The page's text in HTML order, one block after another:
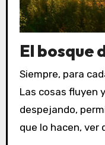
El bosque
Siempre, para
Las cosas fluyen
despejando,
que lo hacen, ver